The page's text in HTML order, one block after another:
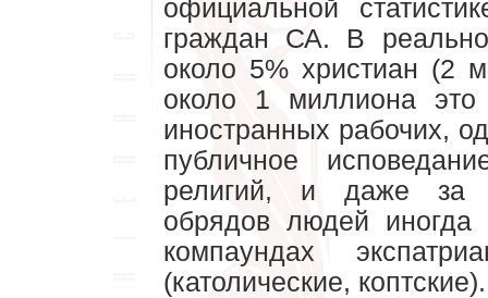
официальной
граждан СА. В
около 5% христиан (2
около 1 миллиона это
иностранных рабочих,
публичное
религий, и даже за
обрядов людей иногда
компаундах
(католические, коптские).